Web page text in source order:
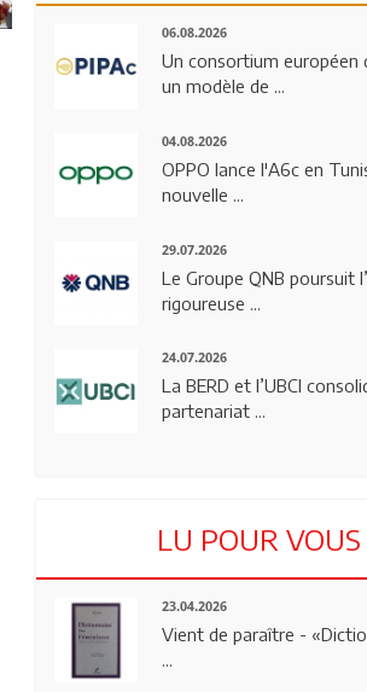
06.08.2026
Un consortium européen
un modèle de ...
04.08.2026
OPPO lance l'A6c en
nouvelle ...
29.07.2026
Le Groupe QNB poursuit
rigoureuse ...
24.07.2026
La BERD et l’UBCI
partenariat ...
LU POUR VOUS
23.04.2026
Vient de paraître -
...